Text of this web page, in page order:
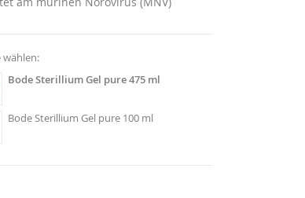
wählen:
Bode Sterillium Gel pure 475 ml
Bode Sterillium Gel pure 100 ml